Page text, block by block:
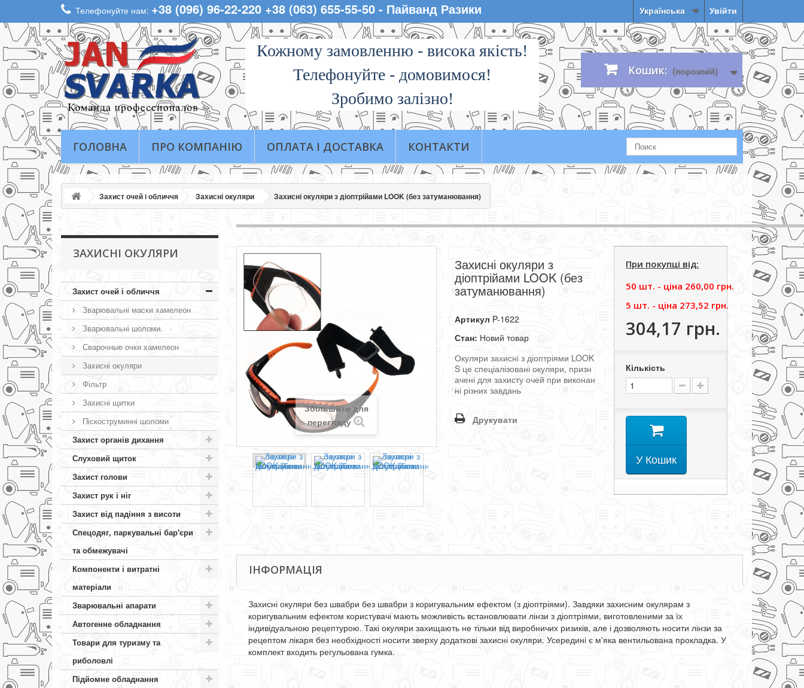
Увійти
Українська
Телефонуйте нам: +38 (096) 96-22-220 +38 (063) 655-55-50 - Пайванд Разики
Кожному замовленню - висока якiсть!
Телефонуйте - домовимося!
Зробимо залізно!
Кошик: (порожній)
ГОЛОВНА ПРО КОМПАНІЮ ОПЛАТА І ДОСТАВКА КОНТАКТИ
Захист очей і обличчя Захисні окуляри Захисні окуляри з діоптрійами LOOK (без затуманювання)
ЗАХИСНІ ОКУЛЯРИ
Захист очей і обличчя
Зварювальні маски хамелеон
Зварювальні шоломи.
Сварочные очки хамелеон
Захисні окуляри
Фільтр
Захисні щитки
Піскоструминні шоломи
Захист органів дихання
Слуховий щиток
Захист голови
Захист рук і ніг
Захист від падіння з висоти
Спецодяг, паркувальні бар'єри
та обмежувачі
Компоненти і витратні
матеріали
Зварювальні апарати
Автогенне обладнання
Товари для туризму та
риболовлі
Підйомне обладнання
Збільшити для
перегляду
Захисні окуляри з
діоптрійами LOOK (без
затуманювання)
Артикул P-1622
Стан: Новий товар
Окуляри захисні з діоптріями LOOK
S це спеціалізовані окуляри, призн
ачені для захисту очей при виконан
ні різних завдань
Друкувати
При покупці від:
50 шт. - цiна 260,00 грн.
5 шт. - цiна 273,52 грн.
304,17 грн.
Кількість
У Кошик
ІНФОРМАЦІЯ
Захисні окуляри без швабри без швабри з коригувальним ефектом (з діоптріями). Завдяки захисним окулярам з
коригувальним ефектом користувачі мають можливість встановлювати лінзи з діоптріями, виготовленими за їх
індивідуальною рецептурою. Такі окуляри захищають не тільки від виробничих ризиків, але і дозволяють носити лінзи за
рецептом лікаря без необхідності носити зверху додаткові захисні окуляри. Усередині є м'яка вентильована прокладка. У
комплект входить регульована гумка.